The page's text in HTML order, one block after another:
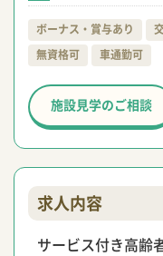
ボーナス・賞与あり
無資格可
車通勤可
施設見学のご相談
求人内容
サービス付き高齢